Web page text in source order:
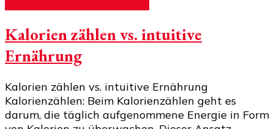
Kalorien zählen vs. intuitive
Ernährung
Kalorien zählen vs. intuitive Ernährung
Kalorienzählen: Beim Kalorienzählen geht es
darum, die täglich aufgenommene Energie in Form